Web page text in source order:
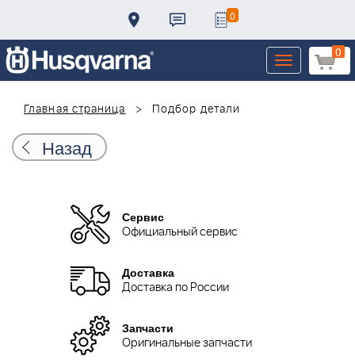
0
0
Toggle
navigation
Главная страница
Подбор детали
Назад
Сервис
Официальный сервис
Доставка
Доставка по России
Запчасти
Оригинальные запчасти